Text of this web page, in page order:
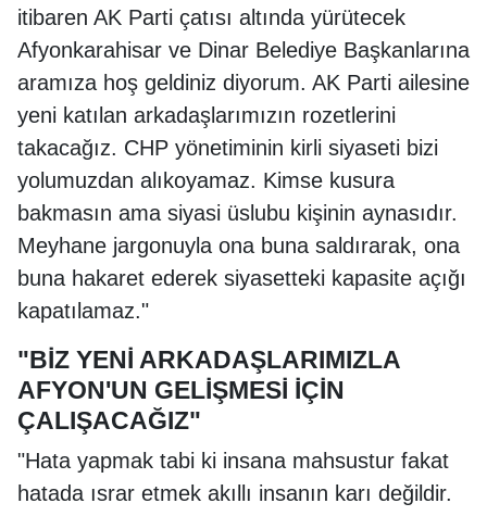
itibaren AK Parti çatısı altında yürütecek
Afyonkarahisar ve Dinar Belediye Başkanlarına
aramıza hoş geldiniz diyorum. AK Parti ailesine
yeni katılan arkadaşlarımızın rozetlerini
takacağız. CHP yönetiminin kirli siyaseti bizi
yolumuzdan alıkoyamaz. Kimse kusura
bakmasın ama siyasi üslubu kişinin aynasıdır.
Meyhane jargonuyla ona buna saldırarak, ona
buna hakaret ederek siyasetteki kapasite açığı
kapatılamaz."
"BİZ YENİ ARKADAŞLARIMIZLA
AFYON'UN GELİŞMESİ İÇİN
ÇALIŞACAĞIZ"
"Hata yapmak tabi ki insana mahsustur fakat
hatada ısrar etmek akıllı insanın karı değildir.